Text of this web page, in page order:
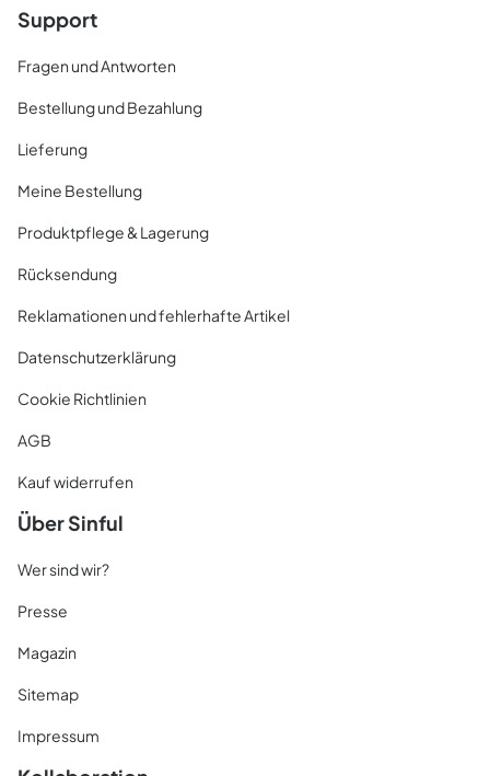
Support
Fragen und Antworten
Bestellung und Bezahlung
Lieferung
Meine Bestellung
Produktpflege & Lagerung
Rücksendung
Reklamationen und fehlerhafte Artikel
Datenschutzerklärung
Cookie Richtlinien
AGB
Kauf widerrufen
Über Sinful
Wer sind wir?
Presse
Magazin
Sitemap
Impressum